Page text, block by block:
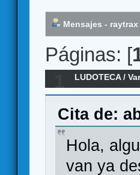
Mensajes - raytrax
Páginas: [
LUDOTECA/
Cita de:
Hola,
van ya